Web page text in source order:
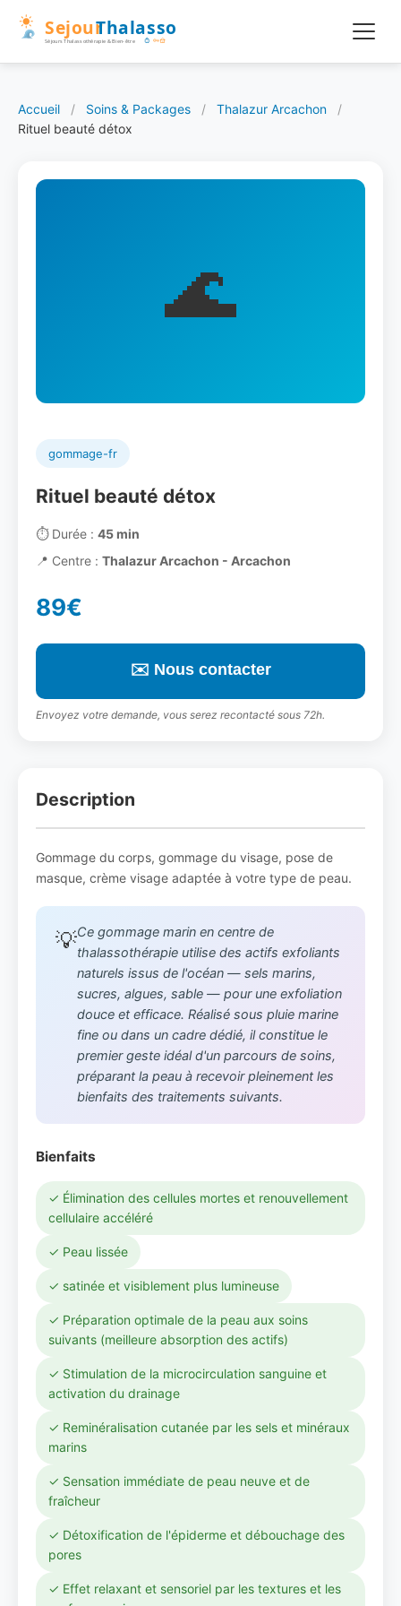
Accueil / Soins & Packages / Thalazur Arcachon
/
Rituel beauté détox
🌊
gommage-fr
Rituel beauté détox
⏱️Durée : 45 min
📍 Centre : Thalazur Arcachon - Arcachon
89€
✉️ Nous contacter
Envoyez votre demande, vous serez recontacté sous 72h.
Description
Gommage du corps, gommage du visage, pose de
masque, crème visage adaptée à votre type de peau.
💡Ce gommage marin en centre de
thalassothérapie utilise des actifs exfoliants
naturels issus de l'océan — sels marins,
sucres, algues, sable — pour une exfoliation
douce et efficace. Réalisé sous pluie marine
fine ou dans un cadre dédié, il constitue le
premier geste idéal d'un parcours de soins,
préparant la peau à recevoir pleinement les
bienfaits des traitements suivants.
Bienfaits
✓ Élimination des cellules mortes et renouvellement
cellulaire accéléré
✓ Peau lissée
✓ satinée et visiblement plus lumineuse
✓ Préparation optimale de la peau aux soins
suivants (meilleure absorption des actifs)
✓ Stimulation de la microcirculation sanguine et
activation du drainage
✓ Reminéralisation cutanée par les sels et minéraux
marins
✓ Sensation immédiate de peau neuve et de
fraîcheur
✓ Détoxification de l'épiderme et débouchage des
pores
✓ Effet relaxant et sensoriel par les textures et les